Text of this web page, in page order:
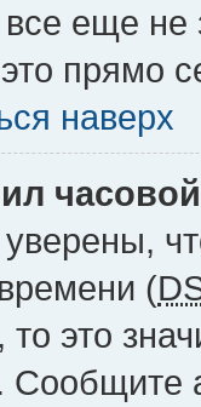
еще не
прямо
наверх
(
то это
Сообщите